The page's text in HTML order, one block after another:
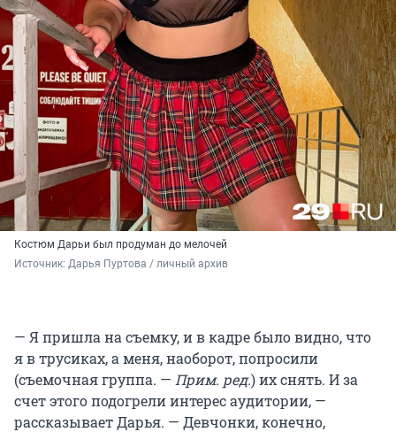
Костюм Дарьи был продуман до мелочей
Источник: Дарья Пуртова / личный архив
— Я пришла на съемку, и в кадре было видно, что
я в трусиках, а меня, наоборот, попросили
(съемочная группа. — Прим. ред.) их снять. И за
счет этого подогрели интерес аудитории, —
рассказывает Дарья. — Девчонки, конечно,